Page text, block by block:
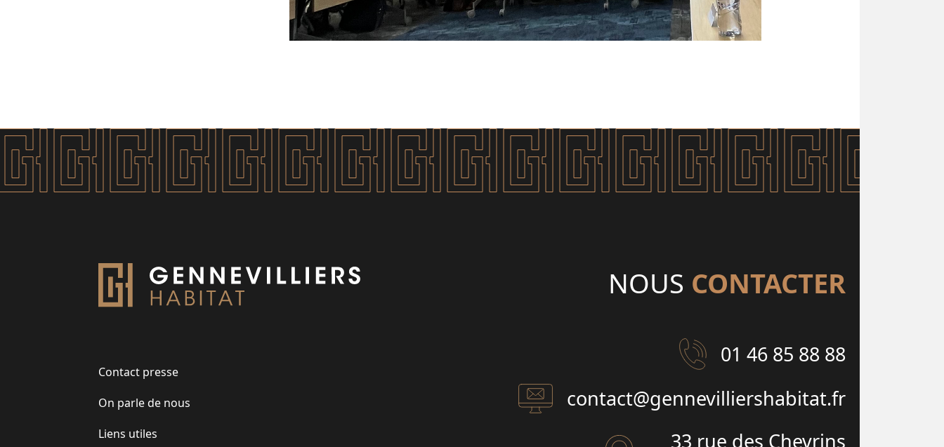
Contact presse
On parle de nous
Liens utiles
NOUS CONTACTER
01 46 85 88 88
contact@gennevilliershabitat.fr
33 rue des Chevrins